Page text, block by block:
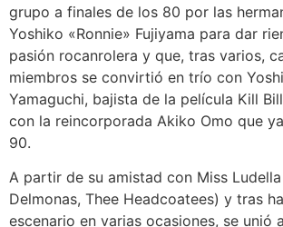
grupo a finales de los 80 por las
Yoshiko «Ronnie» Fujiyama para dar
pasión rocanrolera y que, tras varios,
miembros se convirtió en trío con
Yamaguchi, bajista de la película Kill
con la reincorporada Akiko Omo que
90.
A partir de su amistad con Miss
Delmonas, Thee Headcoatees) y tras
escenario en varias ocasiones, se unió